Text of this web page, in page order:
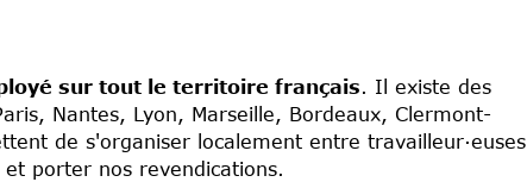
sur tout le territoire français. Il existe des
Nantes, Lyon, Marseille, Bordeaux, Clermont-
de s'organiser localement entre travailleur·euses
porter nos revendications.